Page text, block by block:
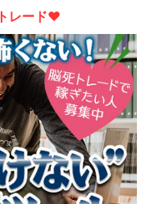
レード♥︎